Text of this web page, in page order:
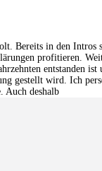
Bereits in den
profitieren.
entstanden
gestellt wird. Ich
Auch deshalb